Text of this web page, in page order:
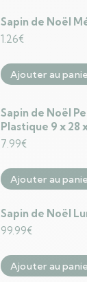
Sapin de Noël
1.26€
Ajouter au
Sapin de Noël
Plastique 9 x 28
7.99€
Ajouter au
Sapin de Noël
99.99€
Ajouter au